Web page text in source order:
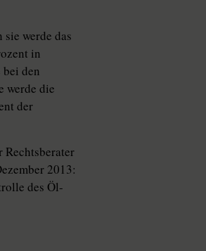
werde das
in
den
werde die
der
Rechtsberater
2013:
des Öl-